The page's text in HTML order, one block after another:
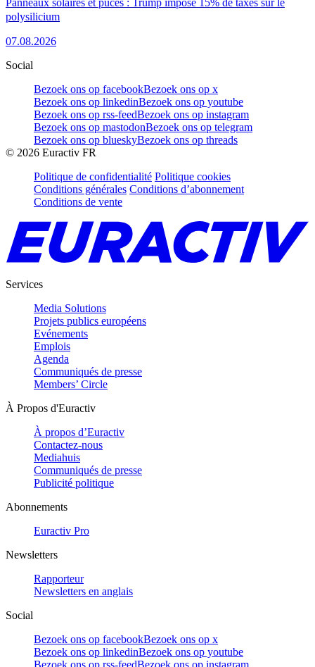
polysilicium
07.08.2026
Social
Bezoek ons op facebookBezoek ons op x
Bezoek ons op linkedinBezoek ons op youtube
Bezoek ons op rss-feedBezoek ons op instagram
Bezoek ons op mastodonBezoek ons op telegram
Bezoek ons op blueskyBezoek ons op threads
© 2026 Euractiv FR
Politique de confidentialité Politique cookies
Conditions générales Conditions d’abonnement
Conditions de vente
Services
Media Solutions
Projets publics européens
Evénements
Emplois
Agenda
Communiqués de presse
Members’ Circle
À Propos d'Euractiv
À propos d’Euractiv
Contactez-nous
Mediahuis
Communiqués de presse
Publicité politique
Abonnements
Euractiv Pro
Newsletters
Rapporteur
Newsletters en anglais
Social
Bezoek ons op facebookBezoek ons op x
Bezoek ons op linkedinBezoek ons op youtube
Bezoek ons op rss-feedBezoek ons op instagram